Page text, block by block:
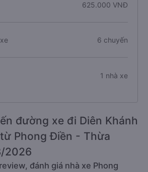
625.000 VNĐ
6 chuyến
1 nhà xe
đường xe đi Diên Khánh
Phong Điền - Thừa
2026
đánh giá nhà xe Phong